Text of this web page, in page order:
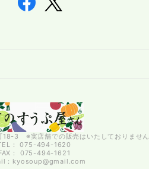
18-3 ※実店舗での販売はいたしておりません
： 075-494-1620
： 075-494-1621
： kyosoup@gmail.com